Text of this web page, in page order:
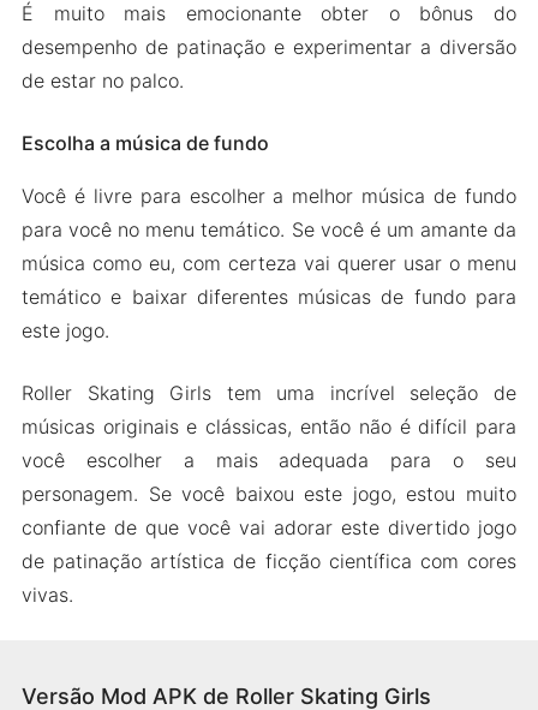
É muito mais emocionante obter o bônus do
desempenho de patinação e experimentar a diversão
de estar no palco.
Escolha a música de fundo
Você é livre para escolher a melhor música de fundo
para você no menu temático. Se você é um amante da
música como eu, com certeza vai querer usar o menu
temático e baixar diferentes músicas de fundo para
este jogo.
Roller Skating Girls tem uma incrível seleção de
músicas originais e clássicas, então não é difícil para
você escolher a mais adequada para o seu
personagem. Se você baixou este jogo, estou muito
confiante de que você vai adorar este divertido jogo
de patinação artística de ficção científica com cores
vivas.
Versão Mod APK de Roller Skating Girls